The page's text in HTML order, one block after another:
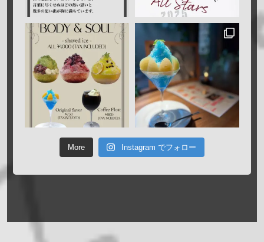
More Instagram でフォロー